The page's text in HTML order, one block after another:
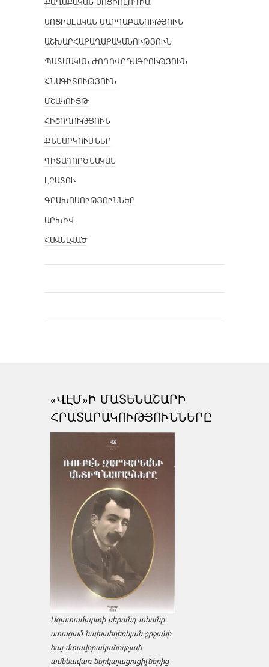
ՍՈՑԻԱԼԱԿԱՆ ՄԱՐԴԱԲԱՆՈՒԹՅՈՒՆ
ԱՇԽԱՐՀԱՔԱՂԱՔԱԿԱՆՈՒԹՅՈՒՆ
ՊԱՏՄԱԿԱՆ ԺՈՂՈՎՐԴԱԳՐՈՒԹՅՈՒՆ
ՀՆԱԳԻՏՈՒԹՅՈՒՆ
ՄՇԱԿՈՒՅԹ
ՀԻՇՈՂՈՒԹՅՈՒՆ
ՔՆՆԱՐԿՈՒՄՆԵՐ
ԳԻՏԱԳՈՐԾՆԱԿԱՆ
ԼՐԱՏՈՒ
ԳՐԱԽՈՍՈՒԹՅՈՒՆՆԵՐ
ԱՐԽԻՎ
ՀԱՎԵԼՎԱԾ
«ՎԷՄ»Ի ՄԱՏԵՆԱՇԱՐԻ
ՀՐԱՏԱՐԱԿՈՒԹՅՈՒՆՆԵՐԸ
Ազատամարտի սերունդ անունը
ստացած նախաեղեռնյան շրջանի
հայ մտավորականության
ամենավառ ներկայացուցիչներից